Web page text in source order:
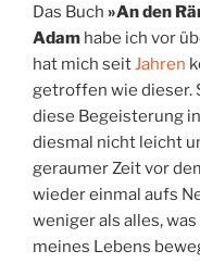
Das Buch »An den
Adam habe ich vor
hat mich seitJahren
getroffen wie dieser.
diese Begeisterung
diesmal nicht leicht
geraumer Zeit vor
wieder einmal aufs
weniger als alles,
meines Lebens